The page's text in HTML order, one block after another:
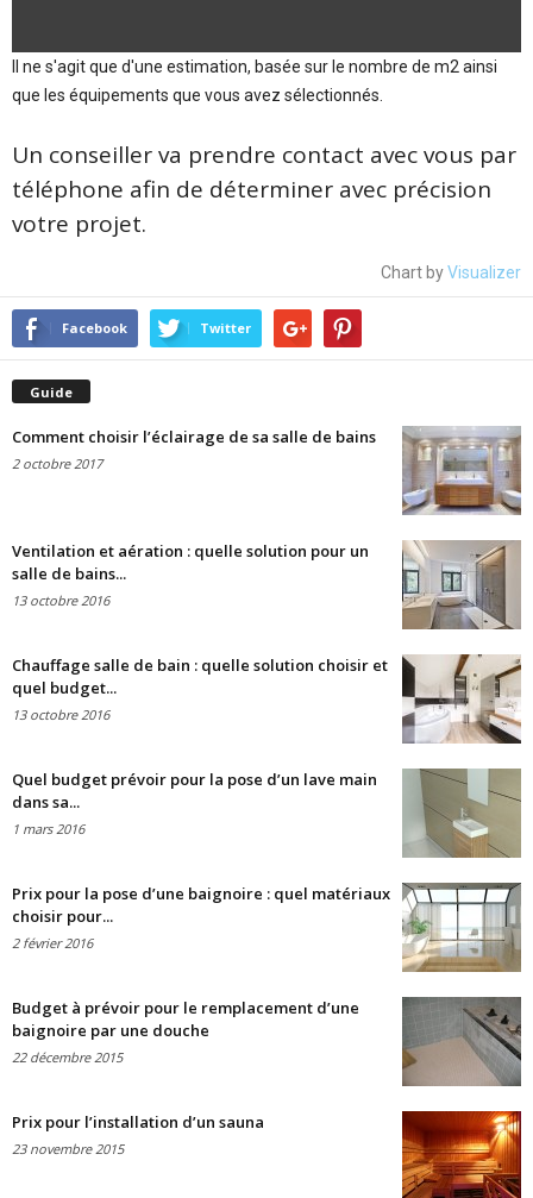
Il ne s'agit que d'une estimation, basée sur le nombre de m2 ainsi
que les équipements que vous avez sélectionnés.
Un conseiller va prendre contact avec vous par
téléphone afin de déterminer avec précision
votre projet.
Chart byVisualizer
Facebook Twitter
Guide
Comment choisir l’éclairage de sa salle de bains
2 octobre 2017
Ventilation et aération : quelle solution pour un
salle de bains...
13 octobre 2016
Chauffage salle de bain : quelle solution choisir et
quel budget...
13 octobre 2016
Quel budget prévoir pour la pose d’un lave main
dans sa...
1 mars 2016
Prix pour la pose d’une baignoire : quel matériaux
choisir pour...
2 février 2016
Budget à prévoir pour le remplacement d’une
baignoire par une douche
22 décembre 2015
Prix pour l’installation d’un sauna
23 novembre 2015